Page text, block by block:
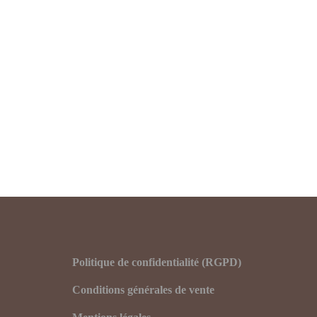
Politique de confidentialité (RGPD)
Conditions générales de vente